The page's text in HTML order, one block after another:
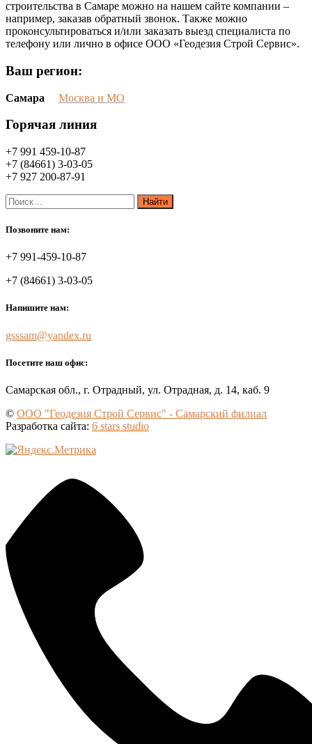
строительства в Самаре можно на нашем сайте компании –
например, заказав обратный звонок. Также можно
проконсультироваться и/или заказать выезд специалиста по
телефону или лично в офисе ООО «Геодезия Строй Сервис».
Ваш регион:
Самара Москва и МО
Горячая линия
+7 991 459-10-87
+7 (84661) 3-03-05
+7 927 200-87-91
Позвоните нам:
+7 991-459-10-87
+7 (84661) 3-03-05
Напишите нам:
gsssam@yandex.ru
Посетите наш офис:
Самарская обл., г. Отрадный, ул. Отрадная, д. 14, каб. 9
© ООО "Геодезия Строй Сервис" - Самарский филиал
Разработка сайта: 6 stars studio